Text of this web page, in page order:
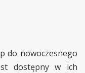
do nowoczesnego
dostępny w ich